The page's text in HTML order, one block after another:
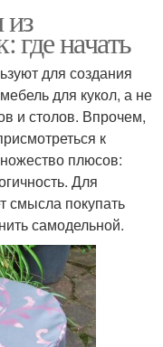
из
где начать
для создания
для кукол, а не
и столов. Впрочем,
к
плюсов:
Для
смысла покупать
самодельной.